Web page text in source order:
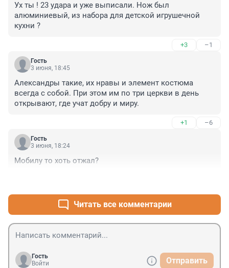
Ух ты ! 23 удара и уже выписали. Нож был
алюминиевый, из набора для детской игрушечной
кухни ?
+3 –1
Гость
3 июня, 18:45
Александры такие, их нравы и элемент костюма
всегда с собой. При этом им по три церкви в день
открывают, где учат добру и миру.
+1 –6
Гость
3 июня, 18:24
Мобилу то хоть отжал?
Читать все комментарии
Гость
Войти
Отправить